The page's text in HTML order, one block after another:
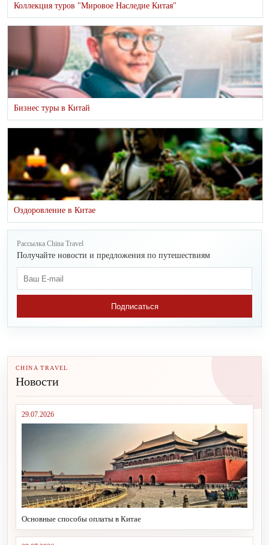
Коллекция туров "Мировое Наследие Китая"
Бизнес туры в Китай
Оздоровление в Китае
Рассылка China Travel
Получайте новости и предложения по путешествиям
Подписаться
CHINA TRAVEL
Новости
29.07.2026
Основные способы оплаты в Китае